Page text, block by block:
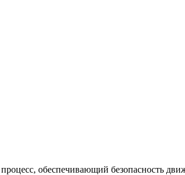
обеспечивающий безопасность